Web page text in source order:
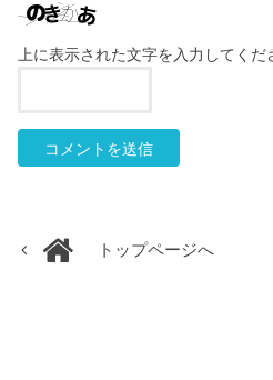
上に表示された文字を入力してくだ
トップページへ